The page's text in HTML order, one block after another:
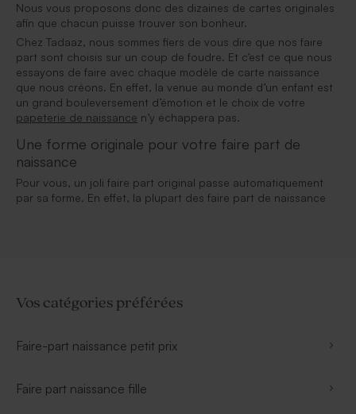
Nous vous proposons donc des dizaines de cartes originales
afin que chacun puisse trouver son bonheur.
Chez Tadaaz, nous sommes fiers de vous dire que nos faire
part sont choisis sur un coup de foudre. Et c’est ce que nous
essayons de faire avec chaque modèle de carte naissance
que nous créons. En effet, la venue au monde d’un enfant est
un grand bouleversement d’émotion et le choix de votre
papeterie de naissance n’y échappera pas.
Une forme originale pour votre faire part de
naissance
Pour vous, un joli faire part original passe automatiquement
par sa forme. En effet, la plupart des faire part de naissance
Vos catégories préférées
Faire-part naissance petit prix
Faire part naissance fille